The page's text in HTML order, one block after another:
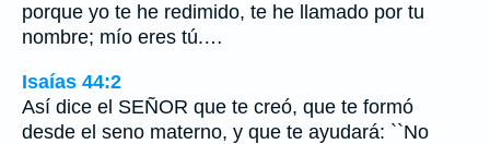
porque yo te he redimido, te he llamado por tu
nombre; mío eres tú.…
Isaías 44:2
Así dice el SEÑOR que te creó, que te formó
desde el seno materno, y que te ayudará: ``No